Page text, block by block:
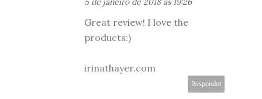
Great review! I love the
products:)
irinathayer.com
Responder